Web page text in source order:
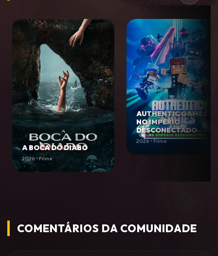
A BOCA DO DIABO
2026 • Filme
AUTHENTIC GAMES:
NO IMPÉRIO
DESCONECTADO
2026 • Filme
COMENTÁRIOS DA COMUNIDADE